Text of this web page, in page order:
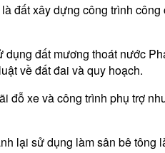
đất xây dựng công trình
đất mương thoát nước
về đất đai và quy hoạch.
đỗ xe và công trình phụ trợ
lại sử dụng làm sân bê